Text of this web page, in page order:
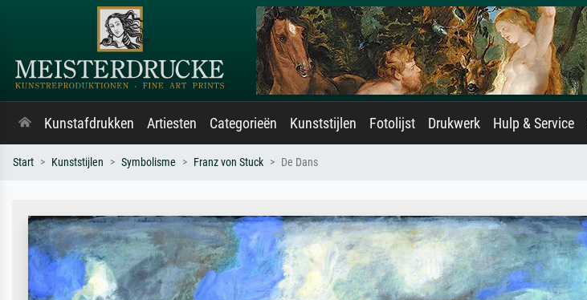
Kunstafdrukken Artiesten Categorieën Kunststijlen Fotolijst Drukwerk Hulp & Service
Start Kunststijlen Symbolisme Franz von Stuck De Dans